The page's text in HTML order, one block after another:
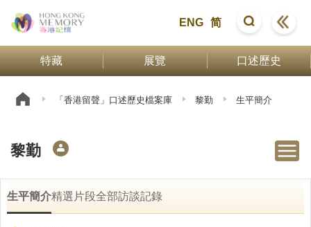
ENG 简
特藏 展覽 口述歷史
「香港留聲」口述歷史檔案庫 黎勤 生平簡介
黎勤
生平簡介精選片段全部訪談記錄